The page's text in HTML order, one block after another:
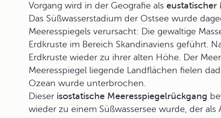
Vorgang wird in der Geografie als eustatischer
Das Süßwasserstadium der Ostsee wurde
Meeresspiegels verursacht: Die gewaltige
Erdkruste im Bereich Skandinaviens geführt.
Erdkruste wieder zu ihrer alten Höhe. Der
Meeresspiegel liegende Landflächen fielen
Ozean wurde unterbrochen.
Dieser isostatische Meeresspiegelrückgang
wieder zu einem Süßwassersee wurde, der als